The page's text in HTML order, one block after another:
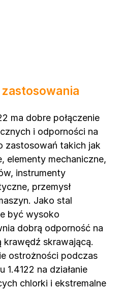
ma dobre połączenie
i odporności na
zastosowań takich jak
elementy mechaniczne,
instrumenty
przemysł
Jako stal
być wysoko
dobrą odporność na
krawędź skrawającą.
ostrożności podczas
1.4122 na działanie
chlorki i ekstremalne